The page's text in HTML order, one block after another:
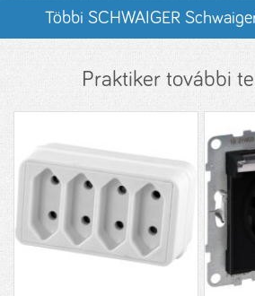
Többi SCHWAIGER
listázása
Praktiker további